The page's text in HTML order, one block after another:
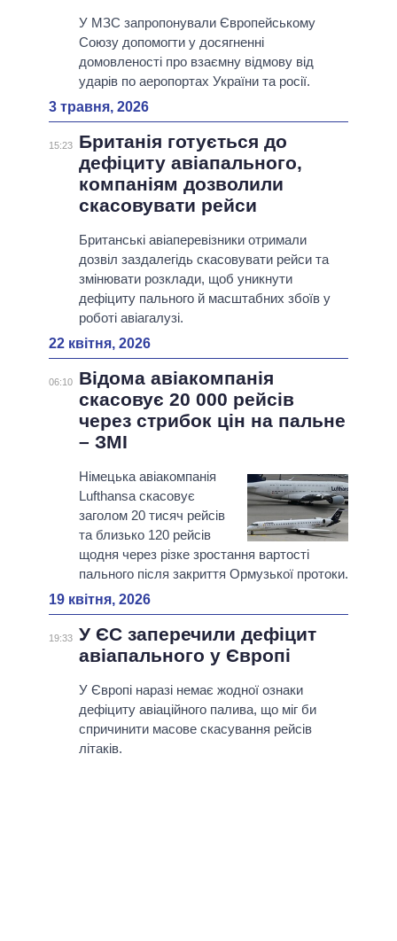
У МЗС запропонували Європейському
Союзу допомогти у досягненні
домовленості про взаємну відмову від
ударів по аеропортах України та росії.
3 травня, 2026
15:23
Британія готується до
дефіциту авіапального,
компаніям дозволили
скасовувати рейси
Британські авіаперевізники отримали
дозвіл заздалегідь скасовувати рейси та
змінювати розклади, щоб уникнути
дефіциту пального й масштабних збоїв у
роботі авіагалузі.
22 квітня, 2026
06:10
Відома авіакомпанія
скасовує 20 000 рейсів
через стрибок цін на пальне
– ЗМІ
Німецька авіакомпанія
Lufthansa скасовує
заголом 20 тисяч рейсів
та близько 120 рейсів
щодня через різке зростання вартості
пального після закриття Ормузької протоки.
19 квітня, 2026
19:33 У ЄС заперечили дефіцит
авіапального у Європі
У Європі наразі немає жодної ознаки
дефіциту авіаційного палива, що міг би
спричинити масове скасування рейсів
літаків.